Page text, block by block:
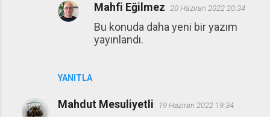
YANITLA
Mahfi Eğilmez 20 Haziran 2022 20:34
Bu konuda daha yeni bir yazım
yayınlandı.
Mahdut Mesuliyetli 19 Haziran 2022 19:34